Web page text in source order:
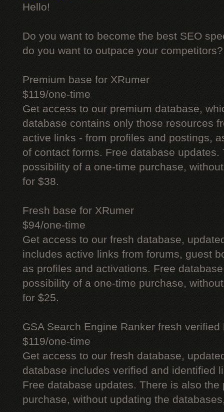
Hello!
Do you want to become the best SEO
do you want to outpace your competitors?
Premium base for XRumer
$119/one-time
Get access to our premium database,
database contains only those resources
active links - from profiles and postings,
of contact forms. Free database updates.
possibility of a one-time purchase,
for $38.
Fresh base for XRumer
$94/one-time
Get access to our fresh database,
includes active links from forums, guest
as profiles and activations. Free
possibility of a one-time purchase,
for $25.
GSA Search Engine Ranker fresh verified
$119/one-time
Get access to our fresh database,
database includes verified and identified
Free database updates. There is also
purchase, without updating the